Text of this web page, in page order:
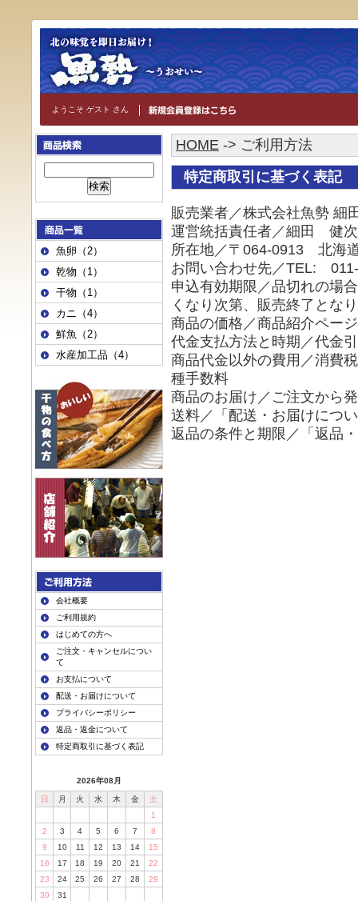
ようこそ ゲスト さん
魚卵（2）
乾物（1）
干物（1）
カニ（4）
鮮魚（2）
水産加工品（4）
会社概要
ご利用規約
はじめての方へ
ご注文・キャンセルについ
て
お支払について
配送・お届けについて
プライバシーポリシー
返品・返金について
特定商取引に基づく表記
2026年08月
日 月 火 水 木 金
土
1
2
3 4 5 6 7
8
9
10 11 12 13 14
15
16
17 18 19 20 21
22
23
24 25 26 27 28
29
30
31
HOME -> ご利用方法
特定商取引に基づく表記
販売業者／株式会社魚勢 細
運営統括責任者／細田 健次
所在地／〒064-0913 北海
お問い合わせ先／TEL:
申込有効期限／品切れの場
くなり次第、販売終了とな
商品の価格／商品紹介ペー
代金支払方法と時期／代金
商品代金以外の費用／消費
種手数料
商品のお届け／ご注文から
送料／「配送・お届けにつ
返品の条件と期限／「返品